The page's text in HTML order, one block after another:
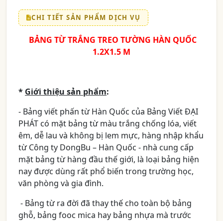
CHI TIẾT SẢN PHẨM DỊCH VỤ
BẢNG TỪ TRẮNG TREO TƯỜNG HÀN QUỐC
1.2X1.5 M
* Giới thiệu sản phẩm:
- Bảng viết phấn từ Hàn Quốc của Bảng Viết ĐẠI
PHÁT có mặt bảng từ màu trắng chống lóa, viết
êm, dễ lau và không bị lem mực, hàng nhập khẩu
từ Công ty DongBu – Hàn Quốc - nhà cung cấp
mặt bảng từ hàng đầu thế giới, là loại bảng hiện
nay được dùng rất phổ biến trong trường học,
văn phòng và gia đình.
- Bảng từ ra đời đã thay thế cho toàn bộ bảng
ghỗ, bảng fooc mica hay bảng nhựa mà trước